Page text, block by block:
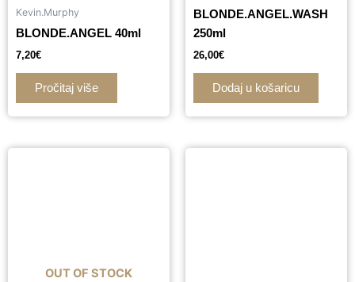
Kevin.Murphy
BLONDE.ANGEL 40ml
7,20€
Pročitaj više
BLONDE.ANGEL.WASH
250ml
26,00€
Dodaj u košaricu
OUT OF STOCK